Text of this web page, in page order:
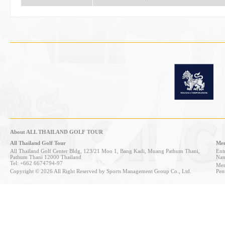
About ALL THAILAND GOLF TOUR
All Thailand Golf Tour
All Thailand Golf Center Bldg, 123/21 Moo 1, Bang Kadi, Muang Pathum Thani,
Pathum Thani 12000 Thailand
Tel: +662 6674794-97
Copyright © 2026 All Right Reserved by Sports Management Group Co., Ltd.